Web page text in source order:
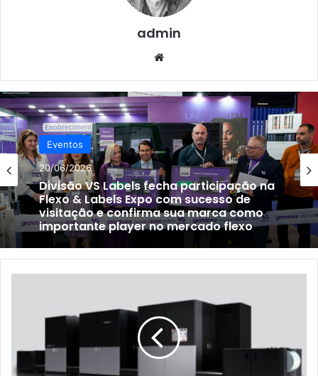
admin
Eventos
20/06/2026
Divisão VS Labels fecha participação na
Flexo & Labels Expo com sucesso de
visitação e confirma sua marca como
importante player no mercado flexo
destaca
parceria